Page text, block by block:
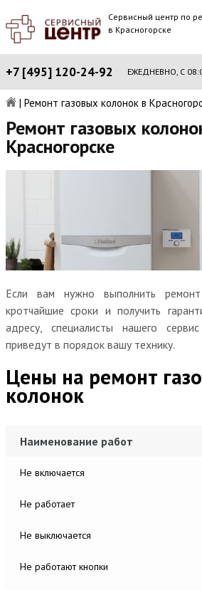
Сервисный центр по
в Красногорске
+7 [495] 120-24-92 ЕЖЕДНЕВНО, С
| Ремонт газовых колонок в
Ремонт газовых
Красногорске
Если вам нужно выполнить
кротчайшие сроки и получить
адресу, специалисты нашего
приведут в порядок вашу технику.
Цены на ремонт
колонок
Наименование работ
Не включается
Не работает
Не выключается
Не работают кнопки